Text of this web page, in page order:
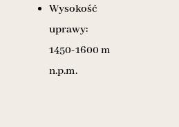
Wysokość
uprawy:
1450-1600 m
n.p.m.